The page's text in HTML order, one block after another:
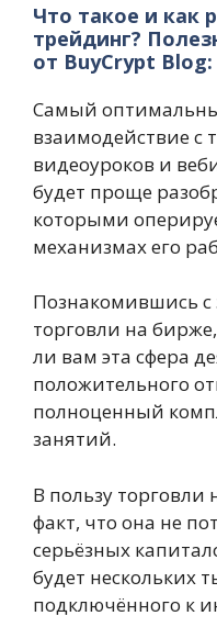
Что такое и как
трейдинг?
от BuyCrypt
Самый
взаимодействие с
видеоуроков и
будет проще
которыми
механизмах его
Познакомившись с
торговли на
ли вам эта сфера
положительного
полноценный
занятий.
В пользу торговли
факт, что она не
серьёзных
будет нескольких
подключённого к